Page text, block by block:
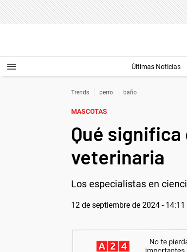
Últimas Noticias
Trends perro baño
MASCOTAS
Qué
veterinaria
Los especialistas en
12 de septiembre de 2024 - 14:11